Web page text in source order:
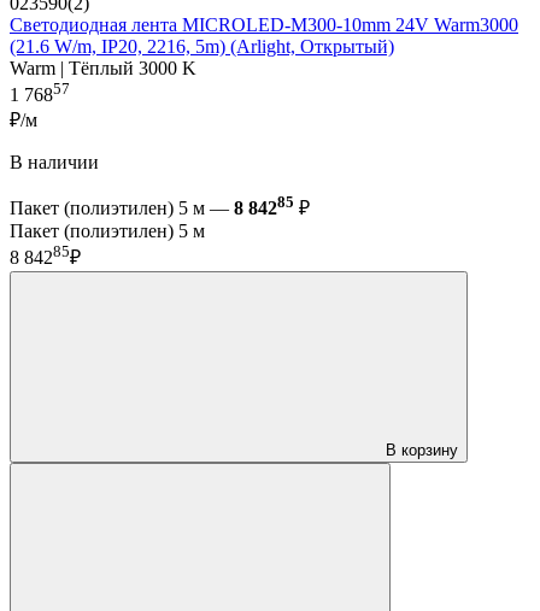
Светодиодная лента MICROLED-M300-10mm 24V Warm3000
(21.6 W/m, IP20, 2216, 5m) (Arlight, Открытый)
Warm | Тёплый 3000 K
1 76857
₽/м
В наличии
Пакет (полиэтилен) 5 м — 8 84285 ₽
Пакет (полиэтилен) 5 м
8 84285₽
В корзину